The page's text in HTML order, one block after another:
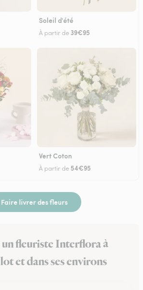
Soleil d'été
À partir de 39€95
Vert Coton
À partir de 54€95
Faire livrer des fleurs
fleuriste Interflora à
et dans ses environs